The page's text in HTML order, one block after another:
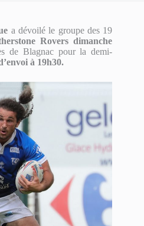
a dévoilé le groupe des 19
Rovers dimanche
de Blagnac pour la demi-
à 19h30.